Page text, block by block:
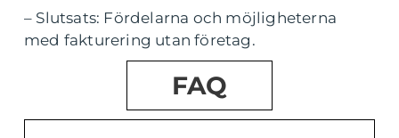
– Slutsats: Fördelarna och möjligheterna
med fakturering utan företag.
FAQ